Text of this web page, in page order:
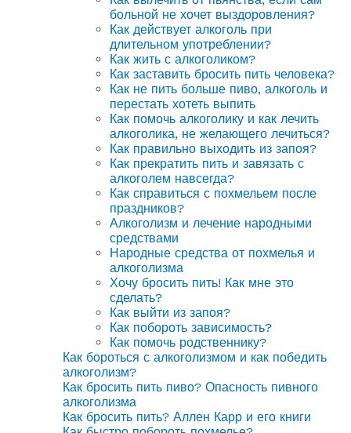
больной не хочет выздоровления?
Как действует алкоголь при
длительном употреблении?
Как жить с алкоголиком?
Как заставить бросить пить человека?
Как не пить больше пиво, алкоголь и
перестать хотеть выпить
Как помочь алкоголику и как лечить
алкоголика, не желающего лечиться?
Как правильно выходить из запоя?
Как прекратить пить и завязать с
алкоголем навсегда?
Как справиться с похмельем после
праздников?
Алкоголизм и лечение народными
средствами
Народные средства от похмелья и
алкоголизма
Хочу бросить пить! Как мне это
сделать?
Как выйти из запоя?
Как побороть зависимость?
Как помочь родственнику?
Как бороться с алкоголизмом и как победить
алкоголизм?
Как бросить пить пиво? Опасность пивного
алкоголизма
Как бросить пить? Аллен Карр и его книги